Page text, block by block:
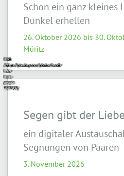
Schon ein ganz kleines
Dunkel erhellen
26. Oktober 2026 bis 30.
Müritz
Bild:
/https://pixabay.com/photos/hands-
hold-
hand-
people-
3587907/
Segen gibt der
ein digitaler
Segnungen von Paaren
3. November 2026